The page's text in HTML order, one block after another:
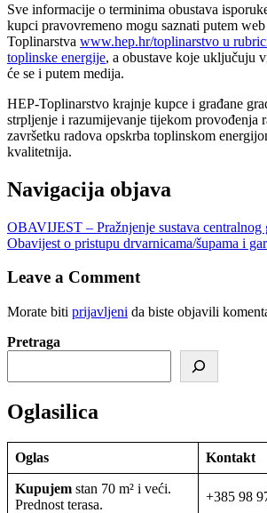
Sve informacije o terminima obustava
kupci pravovremeno mogu saznati putem
Toplinarstva www.hep.hr/toplinarstvo u
toplinske energije, a obustave koje uključuju
će se i putem medija.
HEP-Toplinarstvo krajnje kupce i građane
strpljenje i razumijevanje tijekom provođenja
završetku radova opskrba toplinskom
kvalitetnija.
Navigacija objava
OBAVIJEST – Pražnjenje sustava centralnog
Obavijest o pristupu drvarnicama/šupama i
Leave a Comment
Morate biti prijavljeni da biste objavili
Pretraga
Oglasilica
Oglas Kontakt
Kupujem stan 70 m² i veći.
Prednost terasa.
+385 98